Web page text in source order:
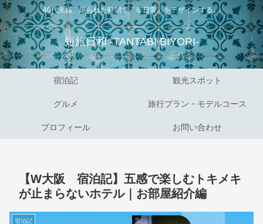
40代夫婦、限られた時間で「非日常」をデザインする。
短旅日和 -TANTABI BIYORI-
宿泊記 観光スポット
グルメ 旅行プラン・モデルコース
プロフィール お問い合わせ
【W大阪 宿泊記】五感で楽しむトキメキ
が止まらないホテル｜お部屋紹介編
宿泊記